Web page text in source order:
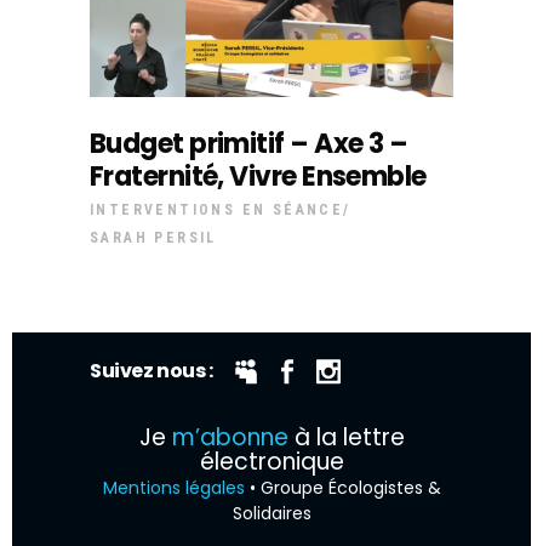
Budget primitif – Axe 3 –
Fraternité, Vivre Ensemble
INTERVENTIONS EN SÉANCE
SARAH PERSIL
Suivez nous :
Je m’abonne à la lettre
électronique
Mentions légales • Groupe Écologistes &
Solidaires